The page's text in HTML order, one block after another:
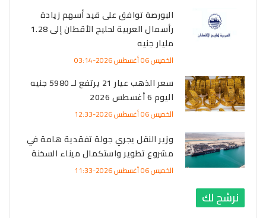
البورصة توافق على قيد أسهم زيادة
رأسمال العربية لحليج الأقطان إلى 1.28
مليار جنيه
الخميس 06 أغسطس 2026-03:14
سعر الذهب عيار 21 يرتفع لـ 5980 جنيه
اليوم 6 أغسطس 2026
الخميس 06 أغسطس 2026-12:33
وزير النقل يجري جولة تفقدية هامة في
مشروع تطوير واستكمال ميناء السخنة
الخميس 06 أغسطس 2026-11:33
نرشح لك